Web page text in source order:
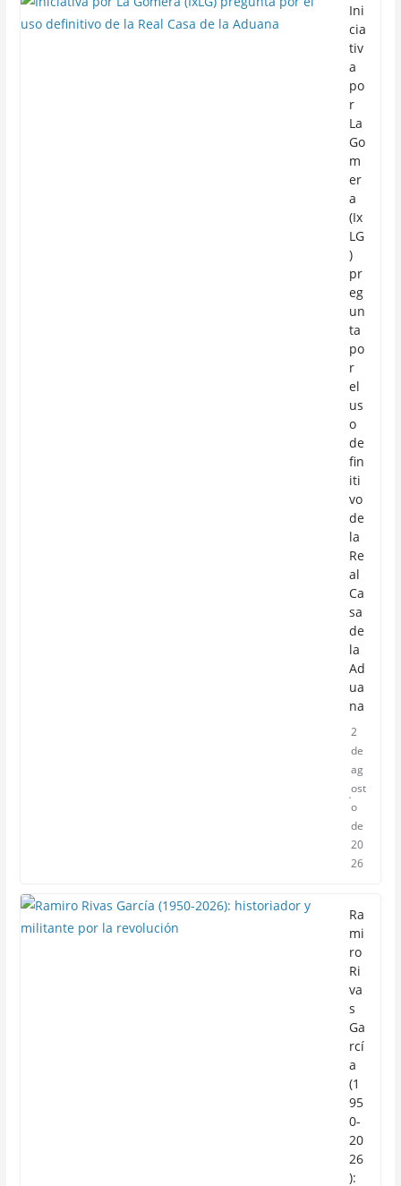
Ini
cia
tiv
a
po
r
La
Go
m
er
a
(Ix
LG
)
pr
eg
un
ta
po
r
el
us
o
de
fin
iti
vo
de
la
Re
al
Ca
sa
de
la
Ad
ua
na
2
de
ag
ost
o
de
20
26
Ra
mi
ro
Ri
va
s
Ga
rcí
a
(1
95
0-
20
26
):